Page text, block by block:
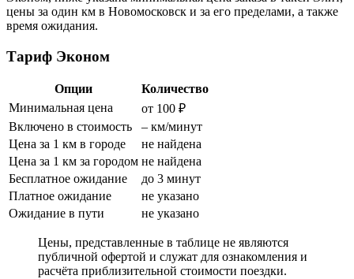
цены за один км в Новомосковск и за его пределами, а также
время ожидания.
Тариф Эконом
Опции
Количество
Минимальная цена
от 100 ₽
Включено в стоимость
– км/минут
Цена за 1 км в городе
не найдена
Цена за 1 км за городом не найдена
Бесплатное ожидание
до 3 минут
Платное ожидание
не указано
Ожидание в пути
не указано
Цены, представленные в таблице не являются
публичной офертой и служат для ознакомления и
расчёта приблизительной стоимости поездки.